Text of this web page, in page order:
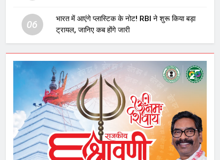
06
भारत में आएंगे प्लास्टिक के नोट! RBI ने शुरू किया बड़ा
ट्रायल, जानिए कब होंगे जारी